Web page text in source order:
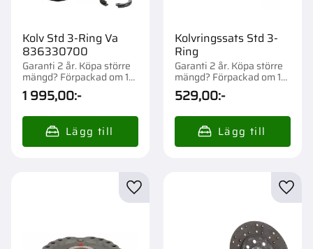
Kolv Std 3-Ring Va
836330700
Garanti 2 år. Köpa större
mängd? Förpackad om 1
st.
1 995,00:-
Kolvringssats Std 3-
Ring
Garanti 2 år. Köpa större
mängd? Förpackad om 1
st.
529,00:-
Lägg till i favoriter